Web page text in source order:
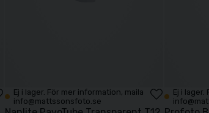
Ej i lager. För mer information, maila
info@mattssonsfoto.se
Ej i